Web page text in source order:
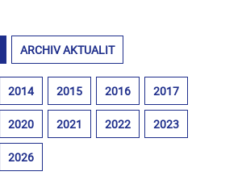
ARCHIV AKTUALIT
2014 2015 2016 2017
2020 2021 2022 2023
2026